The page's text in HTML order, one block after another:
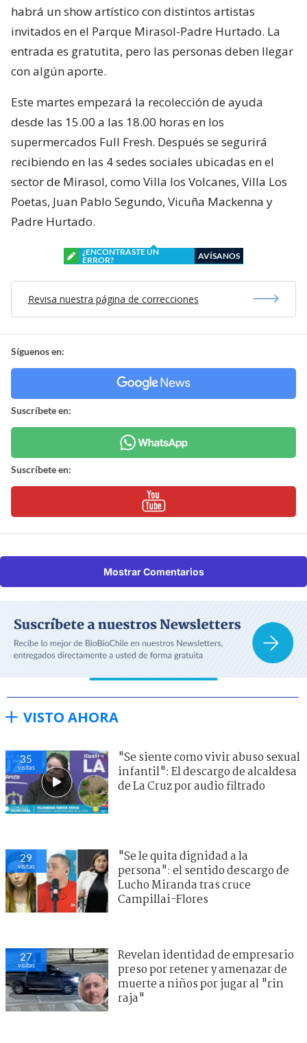
habrá un show artístico con distintos artistas
invitados en el Parque Mirasol-Padre Hurtado. La
entrada es gratutita, pero las personas deben llegar
con algún aporte.
Este martes empezará la recolección de ayuda
desde las 15.00 a las 18.00 horas en los
supermercados Full Fresh. Después se segurirá
recibiendo en las 4 sedes sociales ubicadas en el
sector de Mirasol, como Villa los Volcanes, Villa Los
Poetas, Juan Pablo Segundo, Vicuña Mackenna y
Padre Hurtado.
¿ENCONTRASTE UN
ERROR?
AVÍSANOS
Revisa nuestra página de correcciones
Síguenos en:
Suscríbete en:
Suscríbete en:
Mostrar Comentarios
VISTO AHORA
35
visitas
"Se siente como vivir abuso sexual
infantil": El descargo de alcaldesa
de La Cruz por audio filtrado
29
visitas
"Se le quita dignidad a la
persona": el sentido descargo de
Lucho Miranda tras cruce
Campillai-Flores
27
visitas
Revelan identidad de empresario
preso por retener y amenazar de
muerte a niños por jugar al "rin
raja"